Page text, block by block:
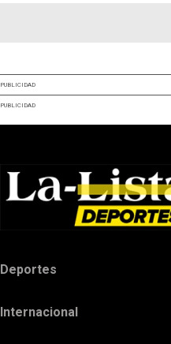
PUBLICIDAD
PUBLICIDAD
Deportes
Internacional